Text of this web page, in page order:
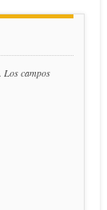
Los campos